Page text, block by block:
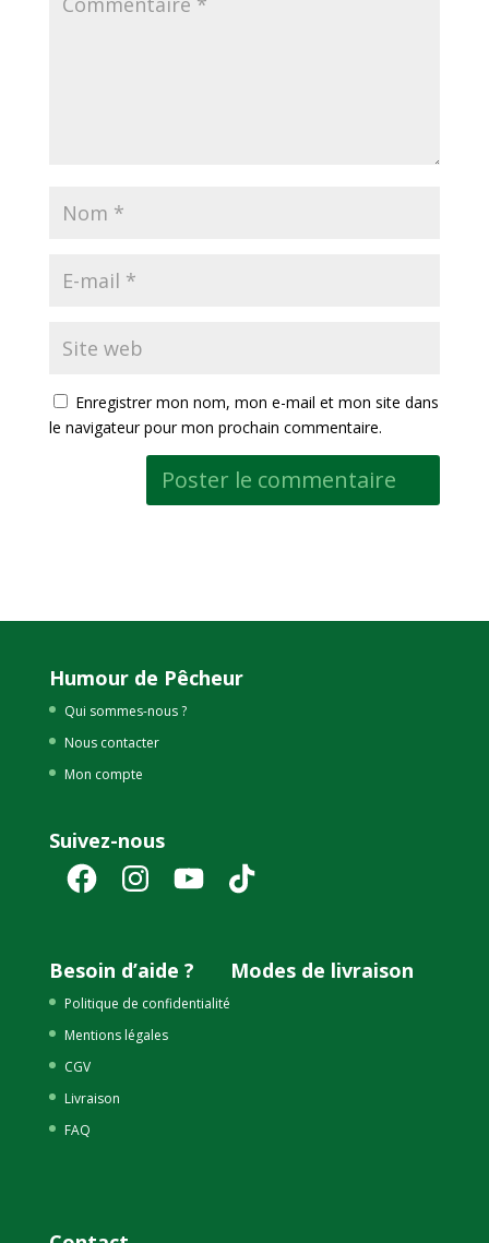
Enregistrer mon nom, mon e-mail et mon site dans
le navigateur pour mon prochain commentaire.
Humour de Pêcheur
Qui sommes-nous ?
Nous contacter
Mon compte
Suivez-nous
FacebookInstagramYouTube TikTok
Besoin d’aide ?
Politique de confidentialité
Mentions légales
CGV
Livraison
FAQ
Modes de livraison